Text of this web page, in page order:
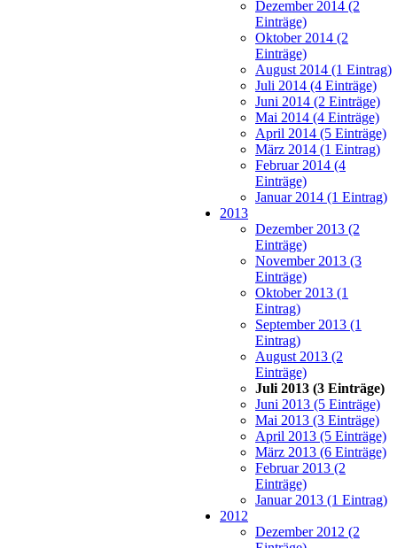
Dezember 2014 (2
Einträge)
Oktober 2014 (2
Einträge)
August 2014 (1 Eintrag)
Juli 2014 (4 Einträge)
Juni 2014 (2 Einträge)
Mai 2014 (4 Einträge)
April 2014 (5 Einträge)
März 2014 (1 Eintrag)
Februar 2014 (4
Einträge)
Januar 2014 (1 Eintrag)
2013
Dezember 2013 (2
Einträge)
November 2013 (3
Einträge)
Oktober 2013 (1
Eintrag)
September 2013 (1
Eintrag)
August 2013 (2
Einträge)
Juli 2013 (3 Einträge)
Juni 2013 (5 Einträge)
Mai 2013 (3 Einträge)
April 2013 (5 Einträge)
März 2013 (6 Einträge)
Februar 2013 (2
Einträge)
Januar 2013 (1 Eintrag)
2012
Dezember 2012 (2